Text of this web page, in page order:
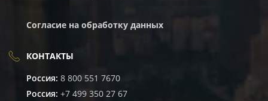
Согласие на обработку данных
КОНТАКТЫ
Россия: 8 800 551 7670
Россия: +7 499 350 27 67